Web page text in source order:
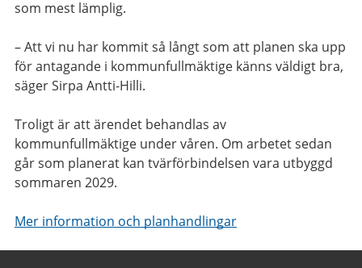
som mest lämplig.
– Att vi nu har kommit så långt som att planen ska upp
för antagande i kommunfullmäktige känns väldigt bra,
säger Sirpa Antti-Hilli.
Troligt är att ärendet behandlas av
kommunfullmäktige under våren. Om arbetet sedan
går som planerat kan tvärförbindelsen vara utbyggd
sommaren 2029.
Mer information och planhandlingar